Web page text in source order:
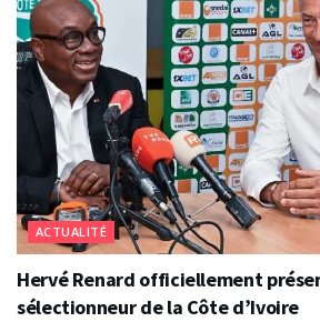
ACTUALITÉ
Hervé Renard officiellement
sélectionneur de la Côte d’Ivoire